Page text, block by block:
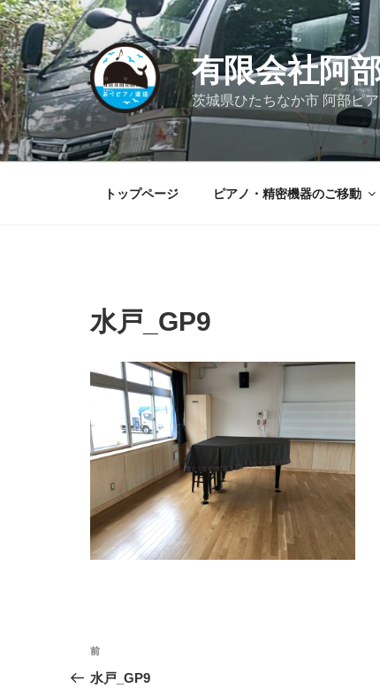
コ
ン
テ
ン
ツ
へ
ス
キ
有限会社阿
茨城県ひたちなか市 阿部ピ
トップページ ピアノ・精密機器のご移動
水戸_GP9
投
稿
前
の
前
水戸_GP9